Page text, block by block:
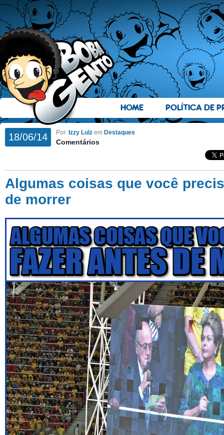
HOME POLÍTICA DE
18/06/14 Por: Izzy Lulz em Destaques
Comentários
Algumas coisas que você
de morrer